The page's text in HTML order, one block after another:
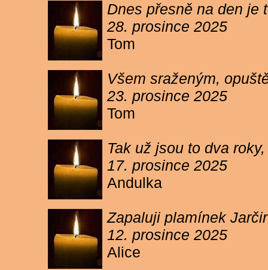
Dnes přesně na den je
28. prosince 2025
Tom
Všem sraženým,
23. prosince 2025
Tom
Tak už jsou to dva
17. prosince 2025
Andulka
Zapaluji plamínek
12. prosince 2025
Alice